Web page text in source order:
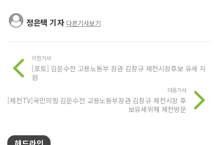
정은택 기자 다른기사보기
이전기사
[포토] 김문수전 고용노동부 장관 김창규 제천시장후보 유세 지
원
다음기사
[제천TV]국민의힘 김문수전 교용노동부장관 김창규 제천시장 후
보유세위해 제천방문